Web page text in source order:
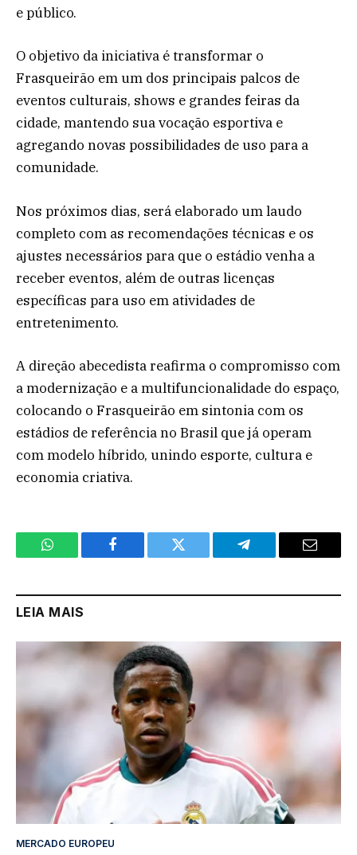
e público.
O objetivo da iniciativa é transformar o
Frasqueirão em um dos principais palcos de
eventos culturais, shows e grandes feiras da
cidade, mantendo sua vocação esportiva e
agregando novas possibilidades de uso para a
comunidade.
Nos próximos dias, será elaborado um laudo
completo com as recomendações técnicas e os
ajustes necessários para que o estádio venha a
receber eventos, além de outras licenças
específicas para uso em atividades de
entretenimento.
A direção abecedista reafirma o compromisso com
a modernização e a multifuncionalidade do espaço,
colocando o Frasqueirão em sintonia com os
estádios de referência no Brasil que já operam
com modelo híbrido, unindo esporte, cultura e
economia criativa.
WhatsApp Facebook Twitter Telegram Email
LEIA MAIS
MERCADO EUROPEU